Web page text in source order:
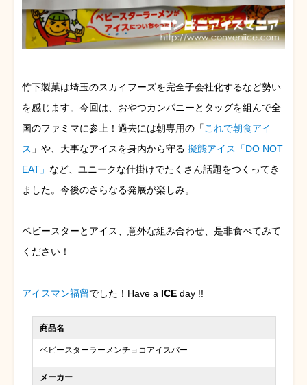
竹下製菓は埼玉のスカイフーズを完全子会社化するなど勢い
を感じます。今回は、おやつカンパニーとタッグを組んで全
国のファミマに参上！過去には朝専用の「 これで朝食アイ
ス 」や、大事なアイスを身内から守る 擬態アイス「DO NOT
EAT」 など、ユニークな仕掛けでたくさん話題をつくってき
ました。今後のさらなる発展が楽しみ。
ベビースターとアイス、意外な組み合わせ、是非食べてみて
ください！
アイスマン福留でした！Have a ICE day !!
商品名
ベビースターラーメンチョコアイスバー
メーカー